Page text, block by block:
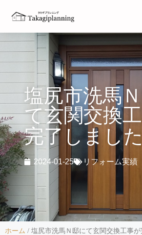
塩尻市洗馬
て玄関交換
完了しました
2024-01-25 リフォーム実績
ホーム / 塩尻市洗馬Ｎ邸にて玄関交換工事が